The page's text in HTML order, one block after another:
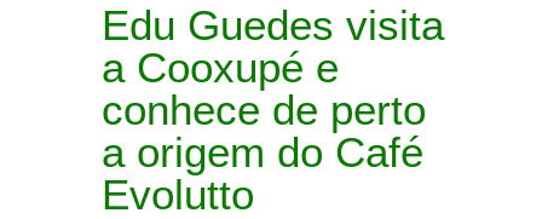
Edu Guedes visita
a Cooxupé e
conhece de perto
a origem do Café
Evolutto